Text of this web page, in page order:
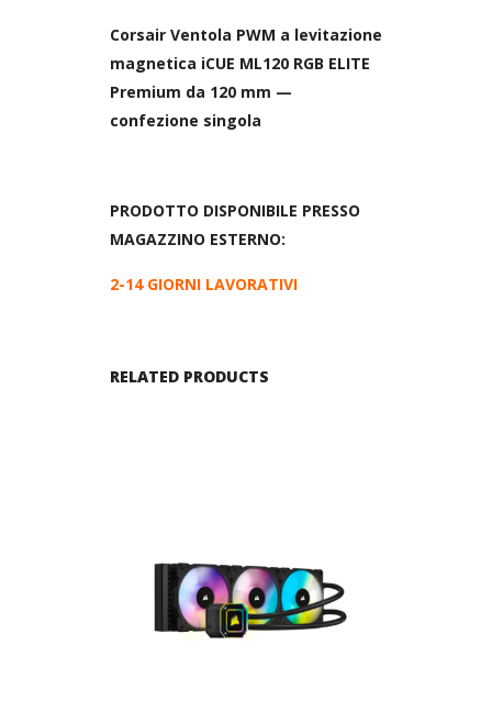
Corsair Ventola PWM a levitazione
magnetica iCUE ML120 RGB ELITE
Premium da 120 mm —
confezione singola
PRODOTTO DISPONIBILE PRESSO
MAGAZZINO ESTERNO:
2-14 GIORNI LAVORATIVI
RELATED PRODUCTS